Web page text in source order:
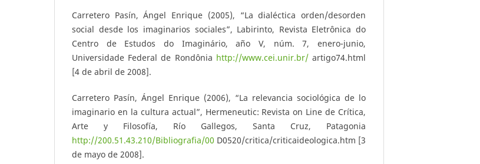
Carretero Pasín, Ángel Enrique (2005), “La dialéctica orden/desorden
social desde los imaginarios sociales”, Labirinto, Revista Eletrônica do
Centro de Estudos do Imaginário, año V, núm. 7, enero-junio,
Universidade Federal de Rondônia http://www.cei.unir.br/artigo74.html
[4 de abril de 2008].
Carretero Pasín, Ángel Enrique (2006), “La relevancia sociológica de lo
imaginario en la cultura actual”, Hermeneutic: Revista on Line de Crítica,
Arte y Filosofía, Río Gallegos, Santa Cruz, Patagonia
http://200.51.43.210/Bibliografia/00 D0520/critica/criticaideologica.htm [3
de mayo de 2008].